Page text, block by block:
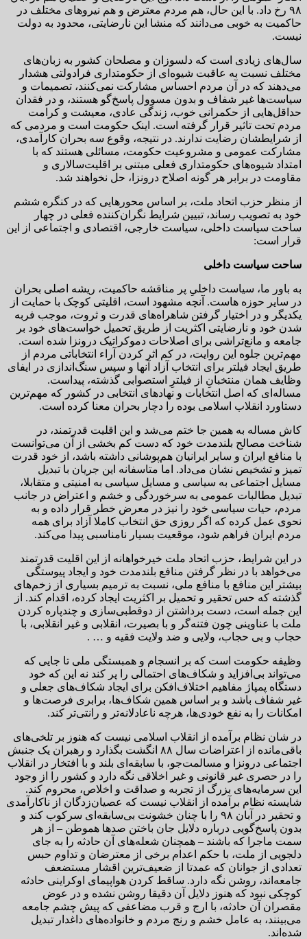
۹۸ رخ داد. با این حال، هم مردم معترض و هم نیروهای مختلف در
حاکمیت به خوبی می‌دانند که منشا این نارضایتی، محدود به دولت
نیست.
سال‌های زیادی است که دلسوزان و مصلحان کشور به زبان‌های
مختلف نسبت به عاقبت شیوه‌ای از حکومتداری فرادولتی هشدار
می‌دهند که در آن مردم احساس مشارکت نمی‌کنند، تصمیمات و
سیاست‌ها غیر شفاف و بدون مسوول پاسخ‌گو هستند، و در فقدان
حداقل‌هایی از حکمرانی خوب، زندگی عادی، معیشت و کرامت
مردم تحت تاثیر قرار گرفته است. اینک حکومت است و مردمی که
از شرایطشان رضایت ندارند. در نتیجه، وقوع سه بحران‌ کارآمدی،
مشارکت عمومی و مشروعیت حکومت، مسائلی هستند که با
امتداد شیوه‌های حکومتداری فعلی مبتنی بر اقلیت‌سالاری و
مقاومت در برابر هر گونه اصلاح درونزا، حل نخواهند شد.
از منظر حزب اتحاد ملت، بر اساس محورهایی که در کنگره ششم
خود به تصویب رساند، تبیین شرایط نگران‌کننده فعلی در چهار
ساحت سیاست داخلی، سیاست خارجی، اقتصادی و اجتماعی از این
قرار است:
ساحت سیاست داخلی
به باور ما، سیاست داخلیِ پر مناقشه حاکمیت، ریشه اصلی بحران
در سایر حوزه هاست. آنچه مشهود است، اقلیتی کوچک با حمایت از
یکدیگر و در اختیار گرفتن شاهراه‌های قدرت و ثروت، موجب فربه
شدن خود و نارضایتی اکثریت از طریق تحمیل خواست‌های خود بر
جامعه و مانع‌تراشی برای اصلاحات دموکراتیک درونزا شده است.
مهم‌ترین جلوه این روایت، در کم اثر کردن آراء انتخاباتی مردم از
طریق ایجاد فیلتر برای انتخاب آزاد آنها و سپس سنگ‌اندازی در ایفای
وظایف همان منتخبانِ از فیلترِ استصوابی گذشته، پیداست.
مساله‌ای که اصل انتخابات و نهادهای انتخابی در کشور که مهم‌ترین
دستاورد انقلاب اسلامی بوده را دچار بحران معنا کرده است.
کاش مساله به همین جا ختم می‌شد و این اقلیت قدرتمند، در
شناخت مصالح بلندمدت خود که دست کم بخشی از آن می‌توانست
با منافع ایران و سایر ایرانیان هم‌پوشانی داشته باشد، از خود قدرت
تمیز و تشخیص نشان می‌داد. اما متاسفانه این جریان با تبدیل
مسایل اجتماعی به سیاسی و مسایل سیاسی به امنیتی و متقابلا،
تبدیل مطالبات عمومی به سرخوردگی و خشم و اعتراض در جانب
مردم، حیات سیاسی خود را نیز در معرض خطر قرار داده و به
نحوی عمل کرده که اگر روزی حق انتخاب کاملا آزاد برای همه
مردم ایران فراهم شود، موقعیت بسیار نامناسبی پیدا می‌کند.
در این شرایط، حزب اتحاد ملت خیرخواهانه از این اقلیت قدرتمند
می‌خواهد با در نظر گرفتن منافع بلندمدت خود و ایجاد پیوستگی
بیشتر این منافع با منافع ملی، نسبت به ترمیم بسیاری از زخم‌های
گذشته که حس تحقیر و تحمیل بر اکثریت ایجاد کرده، اقدام کند. از
این جمله است، دست برداشتن از دوقطبی‌سازی و چندپاره کردن
ملت با عناوینی چون فتنه‌گر و با بصیرت، انقلابی و غیر انقلابی، با
حجاب و بی حجاب، ولایی و ضد ولایت فقیه و … .
وظیفه حکومت است که بر انسجام و همبستگی ملی تا جایی که
می‌تواند بی‌افزاید و شکاف‌های احتمالی را پر کند نه این که خود
دستگاه پمپاژ مفاهیم اختلاف‌افکن برای ایجاد شکاف‌های جعلی و
غیر شفاف باشد و بر اساس همین شکاف‌ها، برابری فرصت‌ها و
امکانات را به نفع خودی‌ها، هرچه ناعادلانه‌تر و رانتی‌تر کند.
در شان نظام برآمده از انقلاب اسلامی نیست که هنوز بر تلخی‌های
باقی‌مانده از اعتراضات سال ۸۸ انگشت بگذارد و رهبران یک جنبش
اجتماعی درونزا و مسالمت‌جو، با سابقه‌ای بلند و با افتخار در انقلاب
را در حصری غیر قانونی و غیر اخلاقی نگه دارد و کشور را از وجود
این سرمایه‌های بزرگ از تجربه و صداقت و اخلاص، محروم کند.
شایسته نظام برآمده از انقلاب نیست که عصیان‌زدگان از ناکارآمدی
و تحقیر در آبان ۹۸ را با چنان خشونت بی‌سابقه‌ای سرکوب کند و
بدون پاسخ‌گویی درباره دلایل جان باختن صدها هموطن – از هر
سمت ماجرا که باشند – همچنان شعله‌های آن حادثه را به جای
دلجویی از ملت، با حکم اعدام برخی از معترضان و تداوم حبس
تعدادی از جوانان که عمدتا از ضعیف‌ترین اقشار مستضعف
جامعه‌اند،‌ روشن نگه دارد. ساقط کردن هواپیمای اوکراینی حادثه
کوچکی نبود که هنوز دلایل آن دقیقا روشن نشده و در عوض
مقصران آن حادثه، با ارج و قرب مضاعفی که پیش چشم جامعه
می‌بینند، به عامل خشم و رنج مردم و خانواده‌های داغدار تبدیل
شده‌اند.